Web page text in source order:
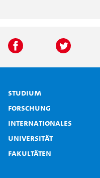
Studium
Forschung
Internationales
Universität
Fakultäten